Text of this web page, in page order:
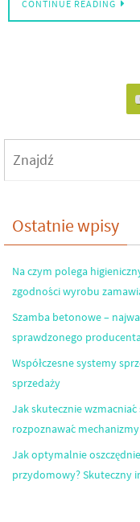
CONTINUE READING
Ostatnie wpisy
Na czym polega
zgodności wyrobu
Szamba betonowe –
sprawdzonego
Współczesne systemy
sprzedaży
Jak skutecznie
rozpoznawać
Jak optymalnie
przydomowy? Skuteczny